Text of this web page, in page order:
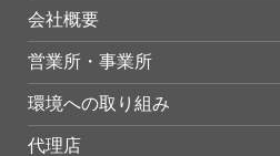
会社概要
営業所・事業所
環境への取り組み
代理店